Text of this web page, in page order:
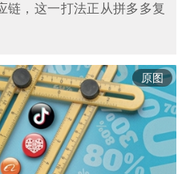
链，这一打法正从拼多多复
原图